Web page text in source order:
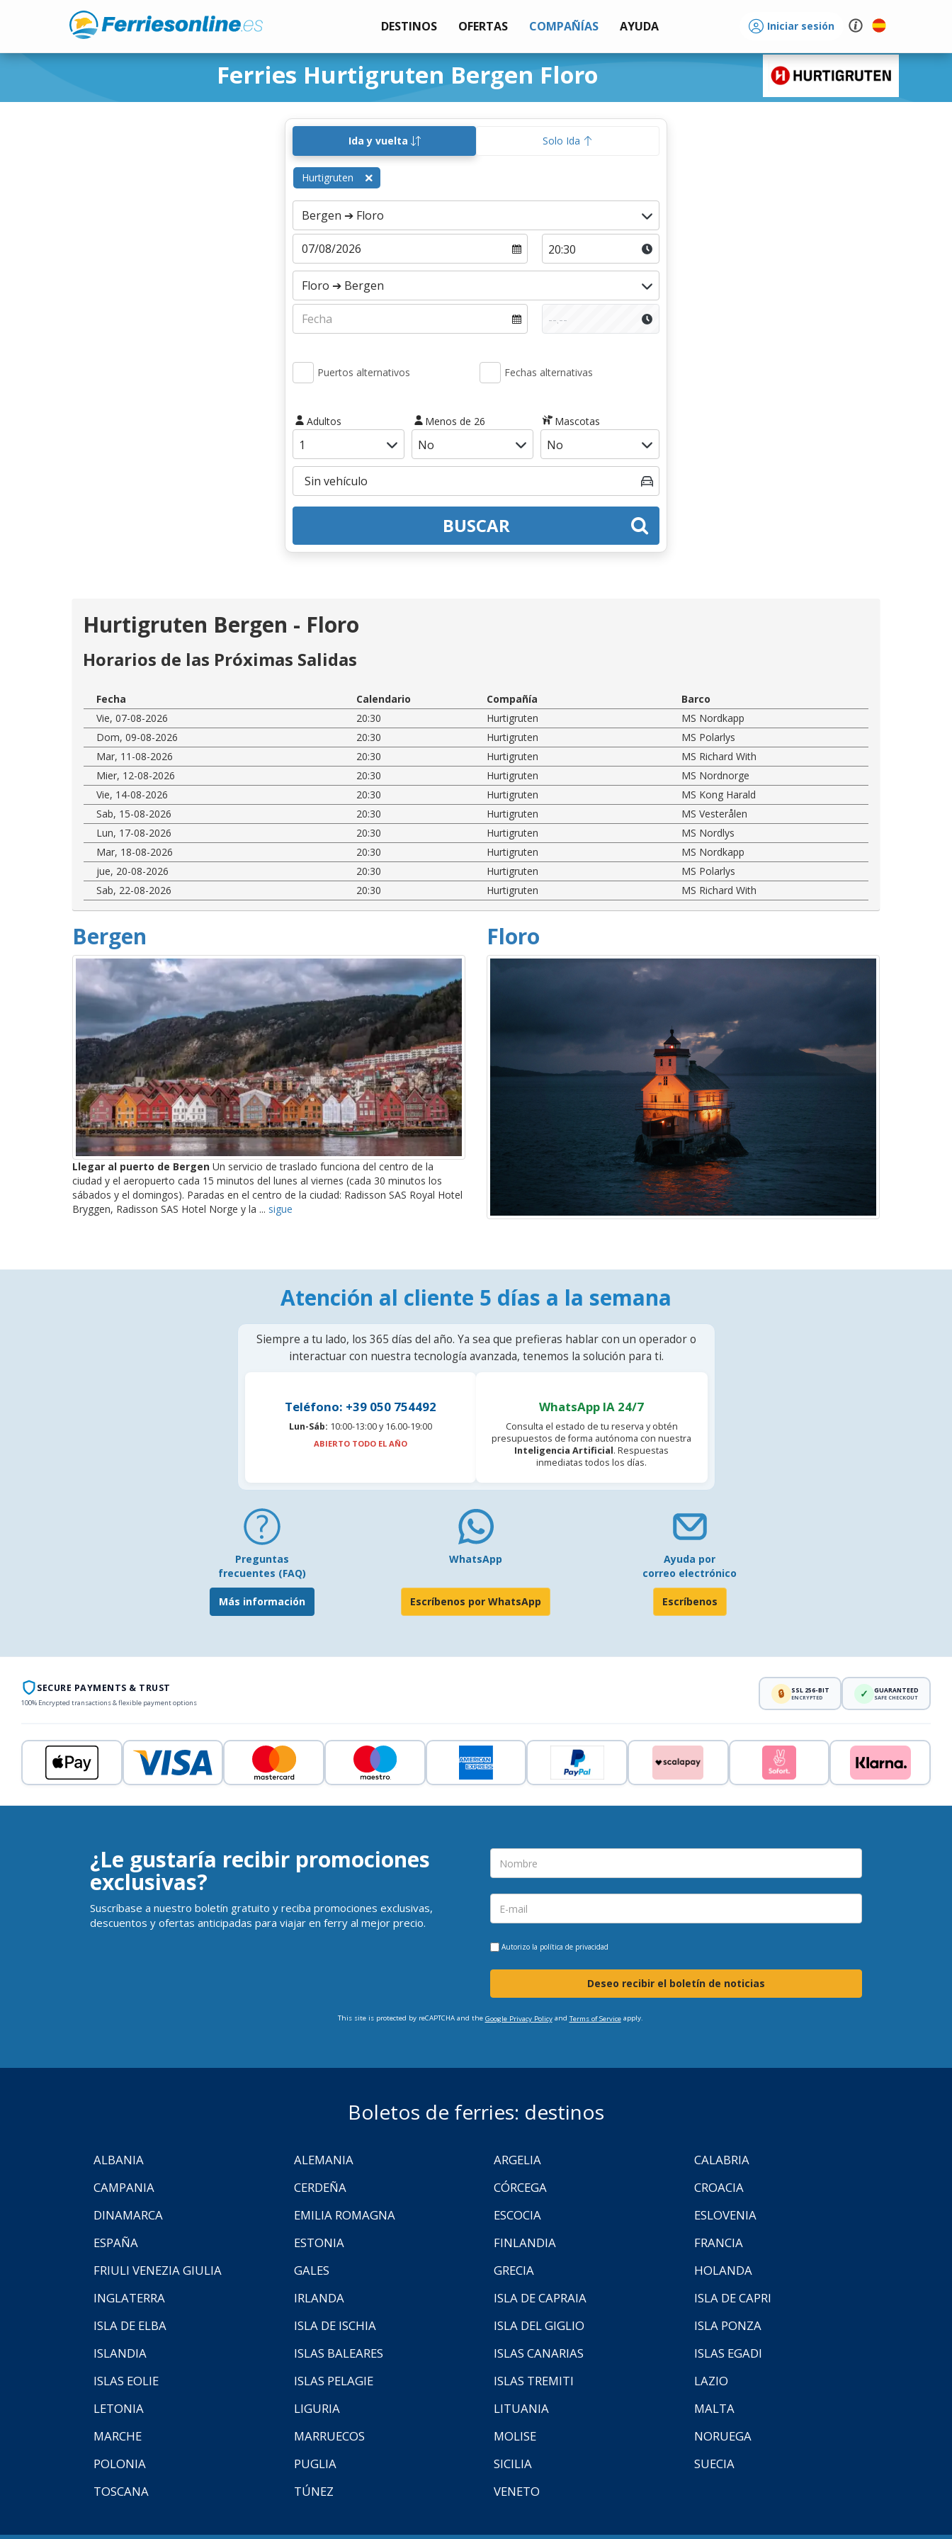
DESTINOS OFERTAS COMPAÑÍAS AYUDA Iniciar sesión
Ferries Hurtigruten Bergen Floro
Ida y vuelta Solo Ida
Hurtigruten
Puertos alternativos Fechas alternativas
Adultos Menos de 26 Mascotas
BUSCAR
Hurtigruten Bergen - Floro
Horarios de las Próximas Salidas
Fecha Calendario Compañía
Barco
Vie, 07-08-2026
20:30 Hurtigruten
MS Nordkapp
Dom, 09-08-2026
20:30 Hurtigruten
MS Polarlys
Mar, 11-08-2026
20:30 Hurtigruten
MS Richard With
Mier, 12-08-2026
20:30 Hurtigruten
MS Nordnorge
Vie, 14-08-2026
20:30 Hurtigruten
MS Kong Harald
Sab, 15-08-2026
20:30 Hurtigruten
MS Vesterålen
Lun, 17-08-2026
20:30 Hurtigruten
MS Nordlys
Mar, 18-08-2026
20:30 Hurtigruten
MS Nordkapp
jue, 20-08-2026
20:30 Hurtigruten
MS Polarlys
Sab, 22-08-2026
20:30 Hurtigruten MS Richard With
Bergen
Llegar al puerto de Bergen Un servicio de traslado funciona del centro de la
ciudad y el aeropuerto cada 15 minutos del lunes al viernes (cada 30 minutos los
sábados y el domingos). Paradas en el centro de la ciudad: Radisson SAS Royal Hotel
Bryggen, Radisson SAS Hotel Norge y la ... sigue
Floro
Atención al cliente 5 días a la semana
Siempre a tu lado, los 365 días del año. Ya sea que prefieras hablar con un operador o
interactuar con nuestra tecnología avanzada, tenemos la solución para ti.
Teléfono: +39 050 754492
Lun-Sáb: 10:00-13:00 y 16.00-19:00
ABIERTO TODO EL AÑO
WhatsApp IA 24/7
Consulta el estado de tu reserva y obtén
presupuestos de forma autónoma con nuestra
Inteligencia Artificial. Respuestas
inmediatas todos los días.
Preguntas
frecuentes (FAQ)
Más información
WhatsApp
Escríbenos por WhatsApp
Ayuda por
correo electrónico
Escríbenos
SECURE PAYMENTS & TRUST
100% Encrypted transactions & flexible payment options
🔒 SSL 256-BIT
ENCRYPTED ✓ GUARANTEED
SAFE CHECKOUT
¿Le gustaría recibir promociones
exclusivas?
Suscríbase a nuestro boletín gratuito y reciba promociones exclusivas,
descuentos y ofertas anticipadas para viajar en ferry al mejor precio.
Autorizo la política de privacidad
Deseo recibir el boletín de noticias
This site is protected by reCAPTCHA and the Google Privacy Policyand Terms of Serviceapply.
Boletos de ferries: destinos
ALBANIA ALEMANIA ARGELIA
CALABRIA
CAMPANIA
CERDEÑA CÓRCEGA
CROACIA
DINAMARCA
EMILIA ROMAGNA ESCOCIA
ESLOVENIA
ESPAÑA
ESTONIA FINLANDIA
FRANCIA
FRIULI VENEZIA GIULIA
GALES GRECIA
HOLANDA
INGLATERRA
IRLANDA ISLA DE CAPRAIA
ISLA DE CAPRI
ISLA DE ELBA
ISLA DE ISCHIA ISLA DEL GIGLIO
ISLA PONZA
ISLANDIA
ISLAS BALEARES ISLAS CANARIAS
ISLAS EGADI
ISLAS EOLIE
ISLAS PELAGIE ISLAS TREMITI
LAZIO
LETONIA
LIGURIA LITUANIA
MALTA
MARCHE
MARRUECOS MOLISE
NORUEGA
POLONIA
PUGLIA SICILIA
SUECIA
TOSCANA
TÚNEZ VENETO